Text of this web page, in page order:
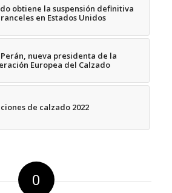
obtiene la suspensión definitiva
en Estados Unidos
Perán, nueva presidenta de la
Europea del Calzado
de calzado 2022
0